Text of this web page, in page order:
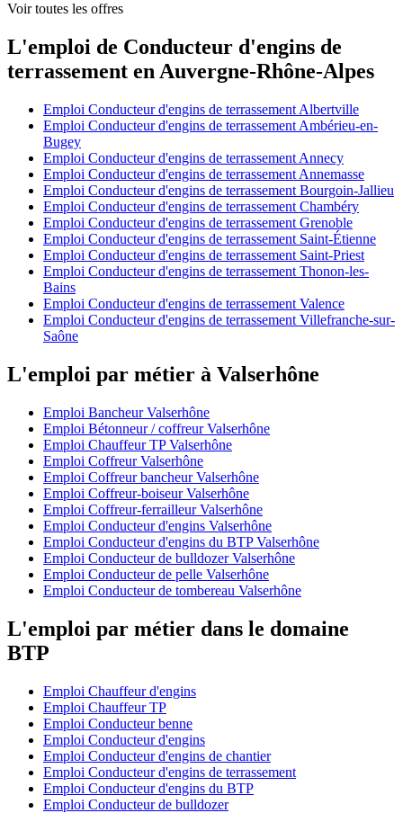
Voir toutes les offres
L'emploi de Conducteur d'engins de
terrassement en Auvergne-Rhône-Alpes
Emploi Conducteur d'engins de terrassement Albertville
Emploi Conducteur d'engins de terrassement Ambérieu-en-
Bugey
Emploi Conducteur d'engins de terrassement Annecy
Emploi Conducteur d'engins de terrassement Annemasse
Emploi Conducteur d'engins de terrassement Bourgoin-Jallieu
Emploi Conducteur d'engins de terrassement Chambéry
Emploi Conducteur d'engins de terrassement Grenoble
Emploi Conducteur d'engins de terrassement Saint-Étienne
Emploi Conducteur d'engins de terrassement Saint-Priest
Emploi Conducteur d'engins de terrassement Thonon-les-
Bains
Emploi Conducteur d'engins de terrassement Valence
Emploi Conducteur d'engins de terrassement Villefranche-sur-
Saône
L'emploi par métier à Valserhône
Emploi Bancheur Valserhône
Emploi Bétonneur / coffreur Valserhône
Emploi Chauffeur TP Valserhône
Emploi Coffreur Valserhône
Emploi Coffreur bancheur Valserhône
Emploi Coffreur-boiseur Valserhône
Emploi Coffreur-ferrailleur Valserhône
Emploi Conducteur d'engins Valserhône
Emploi Conducteur d'engins du BTP Valserhône
Emploi Conducteur de bulldozer Valserhône
Emploi Conducteur de pelle Valserhône
Emploi Conducteur de tombereau Valserhône
L'emploi par métier dans le domaine
BTP
Emploi Chauffeur d'engins
Emploi Chauffeur TP
Emploi Conducteur benne
Emploi Conducteur d'engins
Emploi Conducteur d'engins de chantier
Emploi Conducteur d'engins de terrassement
Emploi Conducteur d'engins du BTP
Emploi Conducteur de bulldozer